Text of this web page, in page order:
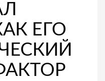
ЕГО